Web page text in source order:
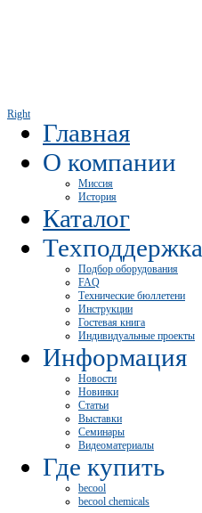
Right
Главная
О компании
Миссия
История
Каталог
Техподдержка
Подбор оборудования
FAQ
Технические бюллетени
Инструкции
Гостевая книга
Индивидуальные проекты
Информация
Новости
Новинки
Статьи
Выставки
Семинары
Видеоматериалы
Где купить
becool
becool chemicals